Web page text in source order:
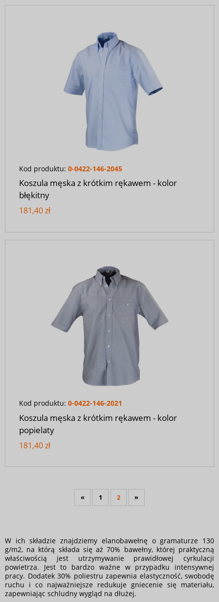
Kod produktu: 0-0422-146-2045
Koszula męska z krótkim rękawem - kolor
błękitny
181,40 zł
Kod produktu: 0-0422-146-2021
Koszula męska z krótkim rękawem - kolor
popielaty
181,40 zł
« 1 2 »
W ich składzie znajdziemy elanobawełnę o gramaturze 130
g/m2, na którą składa się aż 70% bawełny, której praktyczną
właściwością jest utrzymywanie prawidłowej cyrkulacji
powietrza. Jest to bardzo ważne w przypadku intensywnej
pracy. Dodatek 30% poliestru zapewnia elastyczność, swobodę
ruchu i co najważniejsze redukuje gniecenie się materiału,
zapewniając schludny wygląd na dłużej.